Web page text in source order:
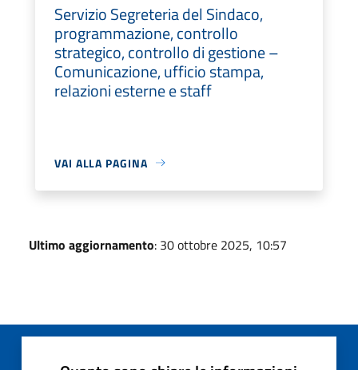
Servizio Segreteria del Sindaco,
programmazione, controllo
strategico, controllo di gestione –
Comunicazione, ufficio stampa,
relazioni esterne e staff
VAI ALLA PAGINA
Ultimo aggiornamento: 30 ottobre 2025, 10:57